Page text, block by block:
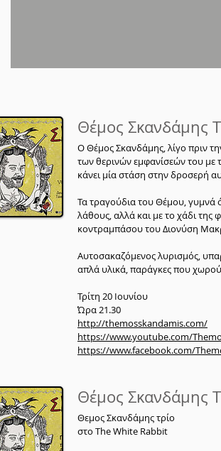
Θέμος Σκανδάμης
Ο Θέμος Σκανδάμης, λίγο πριν
των θερινών εμφανίσεών του
κάνει μία στάση στην δροσερή
Τα τραγούδια του Θέμου, γυμνά
λάθους, αλλά και με το χάδι της
κοντραμπάσου του Διονύση
Αυτοσακαζόμενος λυρισμός,
απλά υλικά, παράγκες που
Τρίτη 20 Ιουνίου
Ώρα 21.30
http://themosskandamis.com/
https://www.youtube.com/
https://www.facebook.com/
Θέμος Σκανδάμης
Θεμος Σκανδάμης τρίο
στο The White Rabbit